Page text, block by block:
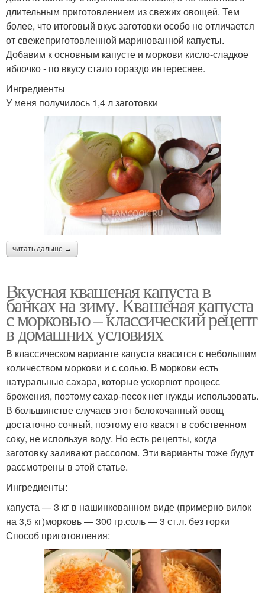
длительным приготовлением из свежих овощей. Тем
более, что итоговый вкус заготовки особо не отличается
от свежеприготовленной маринованной капусты.
Добавим к основным капусте и моркови кисло-сладкое
яблочко - по вкусу стало гораздо интереснее.
Ингредиенты
У меня получилось 1,4 л заготовки
читать дальше →
Вкусная квашеная капуста в
банках на зиму. Квашеная капуста
с морковью – классический рецепт
в домашних условиях
В классическом варианте капуста квасится с небольшим
количеством моркови и с солью. В моркови есть
натуральные сахара, которые ускоряют процесс
брожения, поэтому сахар-песок нет нужды использовать.
В большинстве случаев этот белокочанный овощ
достаточно сочный, поэтому его квасят в собственном
соку, не используя воду. Но есть рецепты, когда
заготовку заливают рассолом. Эти варианты тоже будут
рассмотрены в этой статье.
Ингредиенты:
капуста — 3 кг в нашинкованном виде (примерно вилок
на 3,5 кг)морковь — 300 гр.соль — 3 ст.л. без горки
Способ приготовления: